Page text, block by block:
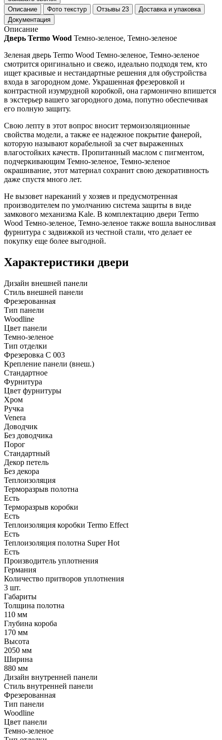
Описание
Фото текстур Отзывы 23
Доставка и упаковка
Документация
Описание
Дверь Termo Wood Темно-зеленое, Темно-зеленое
Зеленая дверь Termo Wood Темно-зеленое, Темно-зеленое
смотрится оригинально и свежо, идеально подходя тем, кто
ищет красивые и нестандартные решения для обустройства
входа в загородном доме. Украшенная фрезеровкой и
контрастной изумрудной коробкой, она гармонично впишется
в экстерьер вашего загородного дома, попутно обеспечивая
его полную защиту.
Свою лепту в этот вопрос вносит термоизоляционные
свойства модели, а также ее надежное покрытие фанерой,
которую называют корабельной за счет выраженных
влагостойких качеств. Пропитанный маслом с пигментом,
подчеркивающим Темно-зеленое, Темно-зеленое
окрашивание, этот материал сохранит свою декоративность
даже спустя много лет.
Не вызовет нареканий у хозяев и предусмотренная
производителем по умолчанию система защиты в виде
замкового механизма Kale. В комплектацию двери Termo
Wood Темно-зеленое, Темно-зеленое также вошла выносливая
фурнитура с задвижкой из честной стали, что делает ее
покупку еще более выгодной.
Характеристики двери
Дизайн внешней панели
Стиль внешней панели
Фрезерованная
Тип панели
Woodline
Цвет панели
Темно-зеленое
Тип отделки
Фрезеровка C 003
Крепление панели (внеш.)
Стандартное
Фурнитура
Цвет фурнитуры
Хром
Ручка
Venera
Доводчик
Без доводчика
Порог
Стандартный
Декор петель
Без декора
Теплоизоляция
Терморазрыв полотна
Есть
Терморазрыв коробки
Есть
Теплоизоляция коробки Termo Effect
Есть
Теплоизоляция полотна Super Нot
Есть
Производитель уплотнения
Германия
Количество притворов уплотнения
3 шт.
Габариты
Толщина полотна
110 мм
Глубина короба
170 мм
Высота
2050 мм
Ширина
880 мм
Дизайн внутренней панели
Стиль внутренней панели
Фрезерованная
Тип панели
Woodline
Цвет панели
Темно-зеленое